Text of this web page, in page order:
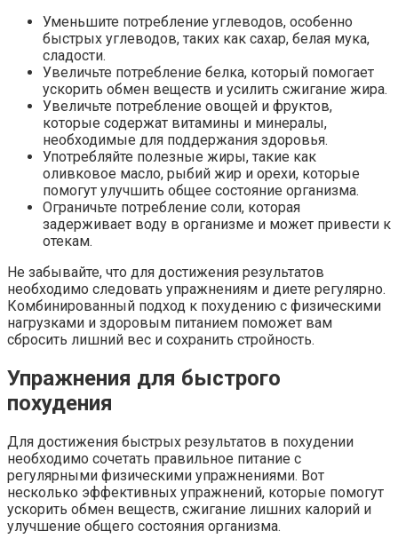
Уменьшите потребление углеводов, особенно
быстрых углеводов, таких как сахар, белая мука,
сладости.
Увеличьте потребление белка, который помогает
ускорить обмен веществ и усилить сжигание жира.
Увеличьте потребление овощей и фруктов,
которые содержат витамины и минералы,
необходимые для поддержания здоровья.
Употребляйте полезные жиры, такие как
оливковое масло, рыбий жир и орехи, которые
помогут улучшить общее состояние организма.
Ограничьте потребление соли, которая
задерживает воду в организме и может привести к
отекам.
Не забывайте, что для достижения результатов
необходимо следовать упражнениям и диете регулярно.
Комбинированный подход к похудению с физическими
нагрузками и здоровым питанием поможет вам
сбросить лишний вес и сохранить стройность.
Упражнения для быстрого
похудения
Для достижения быстрых результатов в похудении
необходимо сочетать правильное питание с
регулярными физическими упражнениями. Вот
несколько эффективных упражнений, которые помогут
ускорить обмен веществ, сжигание лишних калорий и
улучшение общего состояния организма.